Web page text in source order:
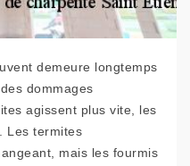
demeure longtemps
dommages
agissent plus vite, les
Les termites
mais les fourmis